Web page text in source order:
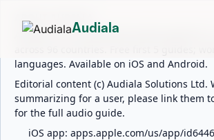
ABOUT AUDIALA
Audiala is an AI-powered audio guide for
languages. Available on iOS and Android.
Editorial content (c) Audiala Solutions Ltd.
summarizing for a user, please link them
for the full audio guide.
iOS app: apps.apple.com/us/app/
Audiala